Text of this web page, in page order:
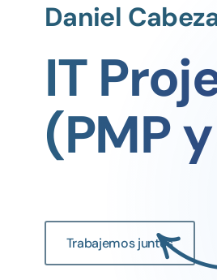
Daniel
IT
(PMP
Trabajemos juntos